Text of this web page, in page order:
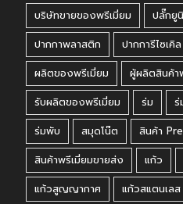
บริษัทขายของพรีเมี่ยม
ปลั๊กยู
ปากกาพลาสติก
ปากการีไซเคิล
ผลิตของพรีเมี่ยม
ผู้ผลิตสินค้า
รับผลิตของพรีเมี่ยม
ร่ม
ร่
ร่มพับ
สมุดโน๊ต สินค้า
สินค้าพรีเมี่ยมขายส่ง
แก้ว
แก้วสูญญากาศ
แก้วสแตนเลส